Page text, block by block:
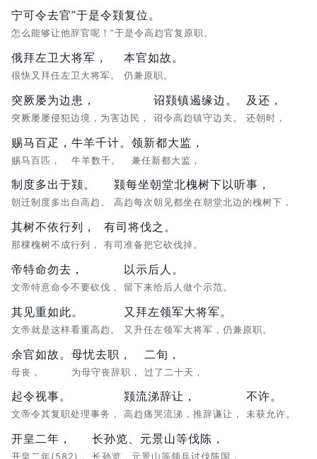
宁可令去官”于是令颎复位。
怎么能够让他辞官呢！”于是令高赹官复原职。
俄拜左卫大将军，
很快又拜任左卫大将军。
本官如故。
仍兼原职。
突厥屡为边患，
突厥屡屡侵犯边境，为害边民，
诏颎镇遏缘边。
诏令高赹镇守边关。
及还，
还朝时，
赐马百疋，
赐马百匹，
牛羊千计。
牛羊数千。
领新都大监，
兼任新都大监，
制度多出于颎。
朝迁制度多出自高赹。
颎每坐朝堂北槐树下以听事，
高赹每次朝见都坐在朝堂北边的槐树下，
其树不依行列，
那棵槐树不成行列，
有司将伐之。
有司准备把它砍伐掉。
帝特命勿去，
文帝特意命令不要砍伐，
以示后人。
留下来给后人做个示范。
其见重如此。
文帝就是这样看重高赹。
又拜左领军大将军。
又升任左领军大将军，仍兼原职。
余官如故。
母丧，
母忧去职，
为母守丧辞职，
二旬，
过了二十天，
起令视事。
文帝令其复职处理事务，
颎流涕辞让，
高赹痛哭流涕，推辞谦让，
不许。
未获允许。
开皇二年，
开皇二年(582)，
长孙览、元景山等伐陈，
长孙览、元景山等领兵讨伐陈国，